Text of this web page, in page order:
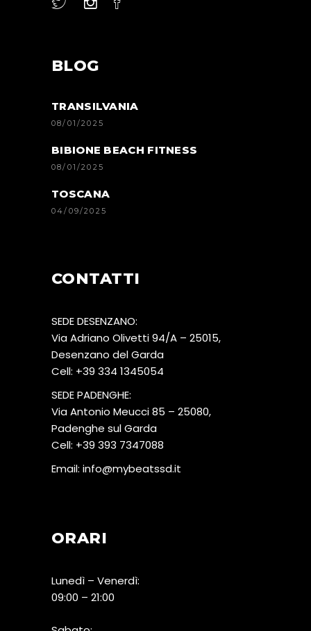
BLOG
TRANSILVANIA
08/01/2025
BIBIONE BEACH FITNESS
08/01/2025
TOSCANA
04/09/2025
CONTATTI
SEDE DESENZANO:
Via Adriano Olivetti 94/A – 25015,
Desenzano del Garda
Cell: +39 334 1345054
SEDE PADENGHE:
Via Antonio Meucci 85 – 25080,
Padenghe sul Garda
Cell: +39 393 7347088
Email: info@mybeatssd.it
ORARI
Lunedì – Venerdì:
09:00 – 21:00